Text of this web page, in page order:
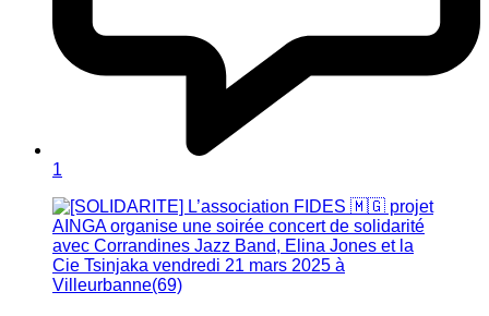
1